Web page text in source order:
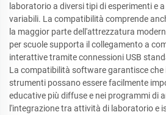
laboratorio a diversi tipi di esperimenti e
variabili. La compatibilità comprende
la maggior parte dell'attrezzatura
per scuole supporta il collegamento a
interattive tramite connessioni USB
La compatibilità software garantisce
strumenti possano essere facilmente
educative più diffuse e nei programmi di
l'integrazione tra attività di laboratorio e